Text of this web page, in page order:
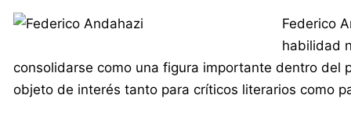
Federico
habilidad
consolidarse como una figura importante dentro del
objeto de interés tanto para críticos literarios como